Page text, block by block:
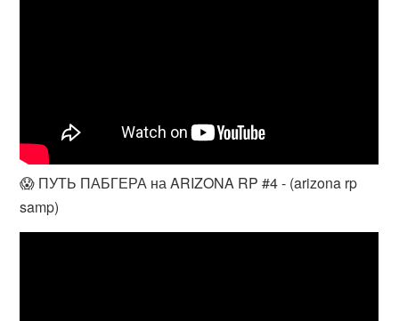
😱 ПУТЬ ПАБГЕРА на ARIZONA RP #4 - (arizona rp
samp)